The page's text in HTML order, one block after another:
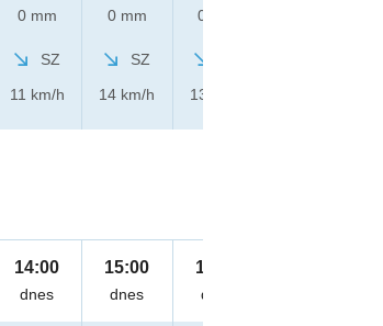
0 mm
SZ
11 km/h
0 mm
SZ
14 km/h
0 mm
13 km/h
14:00
dnes
15:00
dnes
16:00
dnes